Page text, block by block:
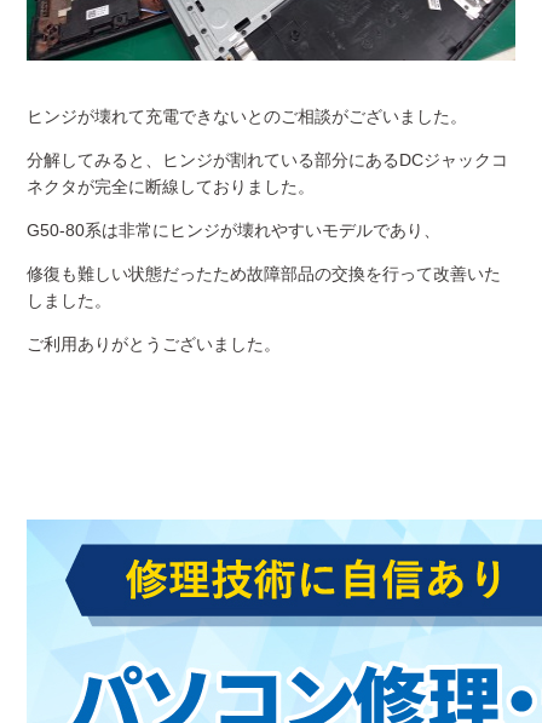
ヒンジが壊れて充電できないとのご相談がございました。
分解してみると、ヒンジが割れている部分にあるDCジャックコ
ネクタが完全に断線しておりました。
G50-80系は非常にヒンジが壊れやすいモデルであり、
修復も難しい状態だったため故障部品の交換を行って改善いた
しました。
ご利用ありがとうございました。